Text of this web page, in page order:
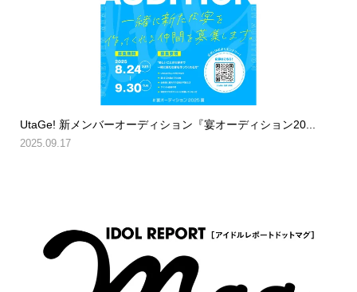
UtaGe! 新メンバーオーディション『宴オーディション20...
2025.09.17